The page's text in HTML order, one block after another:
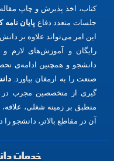
کتاب، اخذ پذیرش و چاپ
جلسات متعدد دفاع پایان
این امر می‌تواند علاوه بر
رایگان و آموزش‌های لازم و
دانشجو و همچنین ادامه‌ی
صنعت را به ارمغان بیاورد.
گیری از متخصصین مجرب در
منطبق بر زمینه شغلی،
آن در مقاطع بالاتر، دانشجو
خدمات